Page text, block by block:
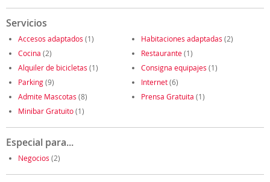
Servicios
Accesos adaptados (1) Habitaciones adaptadas (2)
Cocina (2) Restaurante(1)
Alquiler de bicicletas (1) Consigna equipajes (1)
Parking(9) Internet(6)
Admite Mascotas (8) Prensa Gratuita (1)
Minibar Gratuito(1)
Especial para...
Negocios (2)